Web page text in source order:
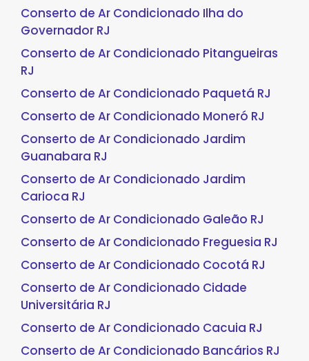
Conserto de Ar Condicionado Ilha do
Governador RJ
Conserto de Ar Condicionado Pitangueiras
RJ
Conserto de Ar Condicionado Paquetá RJ
Conserto de Ar Condicionado Moneró RJ
Conserto de Ar Condicionado Jardim
Guanabara RJ
Conserto de Ar Condicionado Jardim
Carioca RJ
Conserto de Ar Condicionado Galeão RJ
Conserto de Ar Condicionado Freguesia RJ
Conserto de Ar Condicionado Cocotá RJ
Conserto de Ar Condicionado Cidade
Universitária RJ
Conserto de Ar Condicionado Cacuia RJ
Conserto de Ar Condicionado Bancários RJ